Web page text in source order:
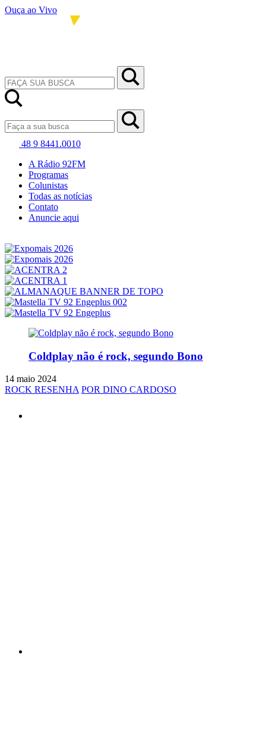
Ouça ao Vivo
48 9 8441.0010
A Rádio 92FM
Programas
Colunistas
Todas as notícias
Contato
Anuncie aqui
Coldplay não é rock, segundo Bono
14 maio 2024
ROCK RESENHA POR DINO CARDOSO